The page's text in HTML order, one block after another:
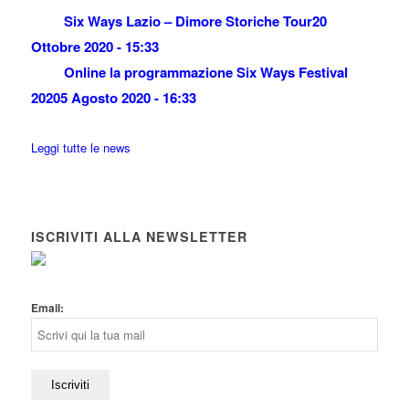
Six Ways Lazio – Dimore Storiche Tour20
Ottobre 2020 - 15:33
Online la programmazione Six Ways Festival
20205 Agosto 2020 - 16:33
Leggi tutte le news
ISCRIVITI ALLA NEWSLETTER
Email: